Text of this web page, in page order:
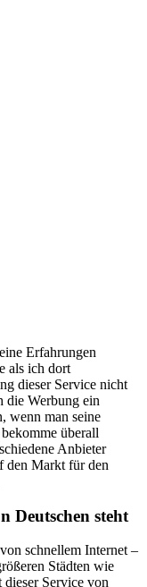
Erfahrungen
als ich dort
dieser Service nicht
die Werbung ein
wenn man seine
überall
Anbieter
den Markt für den
Deutschen steht
schnellem Internet –
Städten wie
Service von